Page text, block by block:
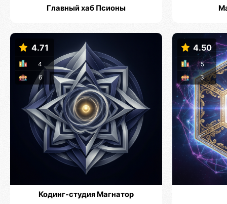
Главный хаб Псионы
4.71
6
4
Кодинг-студия Магнатор
4.50
3
5